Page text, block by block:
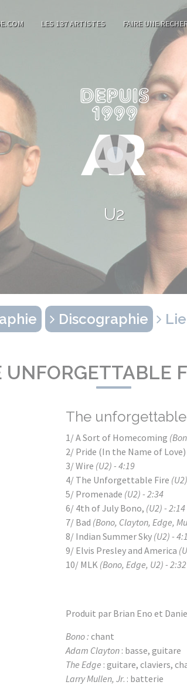
LES 137 ARTISTES FAIRE UNE
U2
Discographie
UNFORGETTABLE
The unforgettable
1/ A Sort of Homecoming
2/ Pride (In the Name of Love)
3/ Wire (U2) - 4:19
4/ The Unforgettable Fire
5/ Promenade (U2) - 2:34
6/ 4th of July Bono, (U2) - 2:14
7/ Bad (Bono, Clayton, Edge,
8/ Indian Summer Sky (U2) -
9/ Elvis Presley and America
10/ MLK (Bono, Edge, U2) - 2:32
Produit par Brian Eno et
Bono : chant
Adam Clayton: basse, guitare
The Edge : guitare, claviers,
Larry Mullen, Jr. : batterie